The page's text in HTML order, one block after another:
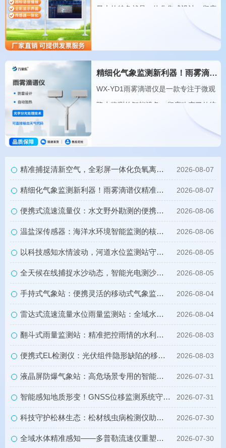
最大的特色就是一体化集成设计，彻底
改变了传统监测设备零散、繁琐的布局
模式。传统监测设备大多是传感器、主
占地面积大，···
精细化气象监测新利器！雨雾滴谱仪精准识别各类雨雪雾天气
WX-YD1雨雾滴谱仪是一款专注于微观
降水监测的智能设备，彻底改变了传统
气象设备只测雨量、不辨形态的监测短
板。以往气象观测只能依靠人工肉眼判
雾、暴雨等恶···
精准捕捉清新空气，全彩屏一体化负氧离子监测站量化生态优势 2026-08-07
精细化气象监测新利器！雨雾滴谱仪精准识别各类雨雪雾天气 2026-08-07
便携式流速流量仪：水文野外勘测的便携智能检测利器 2026-08-06
温盐深传感器：海洋水环境智能监测的核心感知设备 2026-08-06
以科技感知水情波动，河道水位监测站守护流域河道安全 2026-08-05
全天候在线捕捉水沙动态，智能光电测沙仪守护水域水沙安全 2026-08-05
手持式气象站：便携灵活的移动式气象监测智能设备 2026-08-04
雷达式流速流量水位雨量监测站：全域水文智慧监测一体化设备 2026-08-04
翻斗式雨量监测站：精准把控雨情的水利水文监测设备 2026-08-03
便携式EL检测仪：光伏组件隐形缺陷的移动检测利器 2026-08-03
液晶屏防爆气象站：高危场景专用的智能化气象监测设备 2026-07-31
智能感知地质形变！GNSS位移监测系统守护全域地质安全 2026-07-31
科技守护松林生态：松材线虫病检测仪助力林业精准防疫 2026-07-30
全域水体精准感知——多普勒流速仪重塑水流测速新模式 2026-07-30